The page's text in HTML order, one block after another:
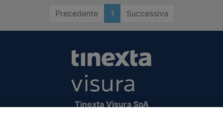
Precedente 1 Successiva
Tinexta Visura SpA